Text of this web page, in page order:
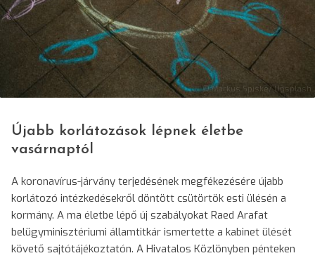
© Markus Spiske/ Unsplash
Újabb korlátozások lépnek életbe
vasárnaptól
A koronavírus-járvány terjedésének megfékezésére újabb
korlátozó intézkedésekről döntött csütörtök esti ülésén a
kormány. A ma életbe lépő új szabályokat Raed Arafat
belügyminisztériumi államtitkár ismertette a kabinet ülését
követő sajtótájékoztatón. A Hivatalos Közlönyben pénteken